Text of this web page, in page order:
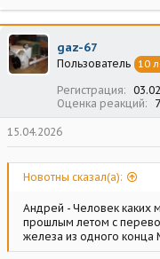
а
к
ц
и
и
gaz-67
Пользователь 10
Регистрация
Оценка реакций
15.04.2026
Новотны сказал(а):
Андрей - Человек каких
прошлым летом с
железа из одного конца